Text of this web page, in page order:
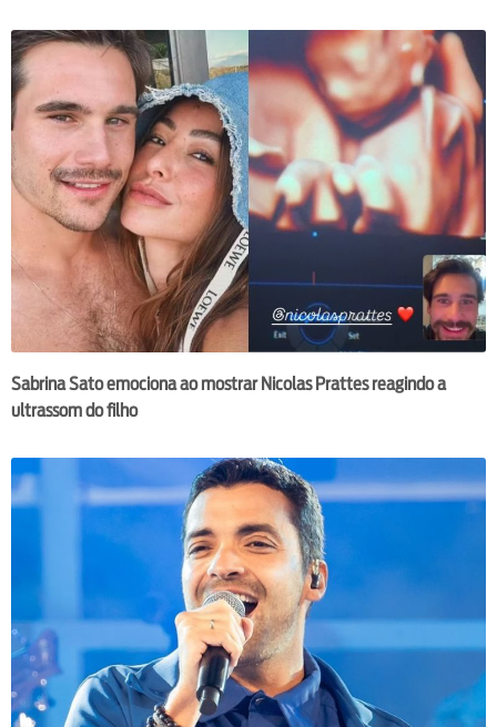
Sabrina Sato emociona ao mostrar Nicolas Prattes reagindo a
ultrassom do filho